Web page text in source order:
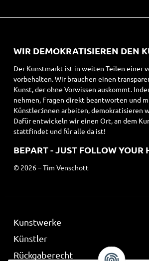
WIR DEMOKRATISIEREN DEN
Der Kunstmarkt ist in weiten Teilen einer
vorbehalten. Wir brauchen einen
Kunst, der ohne Vorwissen auskommt.
nehmen, Fragen direkt beantworten und
Künstler:innen arbeiten, demokratisieren
Dafür entwickeln wir einen Ort, an dem
stattfindet und für alle da ist!
BEPART - JUST FOLLOW YOUR
© 2026 – Tim Venschott
Kunstwerke
Künstler
Rückgaberecht